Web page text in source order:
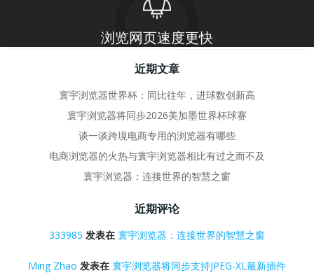
近期文章
寰宇浏览器世界杯：同比往年，进球数创新高
寰宇浏览器将同步2026美加墨世界杯球赛
谈一谈跨境电商专用的浏览器有哪些
电商浏览器的火热与寰宇浏览器相比有过之而不及
寰宇浏览器：连接世界的智慧之窗
近期评论
333985 发表在 寰宇浏览器：连接世界的智慧之窗
Ming Zhao 发表在 寰宇浏览器将同步支持JPEG-XL最新插件